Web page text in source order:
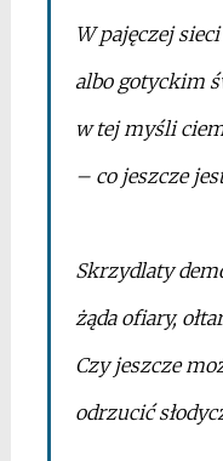
W pajęczej
albo gotyckim
w tej myśli
– co jeszcze
Skrzydlaty
żąda ofiary,
Czy jeszcze
odrzucić